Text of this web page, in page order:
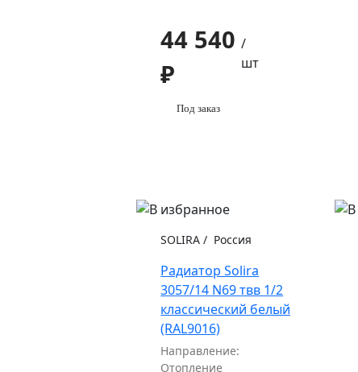
44 540
₽
/
шт
Под заказ
SOLIRA / Россия
Радиатор Solira
3057/14 N69 твв 1/2
классический белый
(RAL9016)
Направление:
Отопление